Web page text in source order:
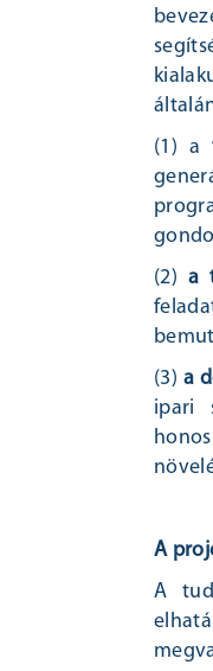
(1) a
(2) a
(3) a
ipari
A
A